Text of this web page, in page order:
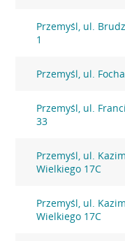
Przemyśl, ul.
1
Przemyśl, ul.
Przemyśl, ul.
33
Przemyśl, ul.
Wielkiego 17C
Przemyśl, ul.
Wielkiego 17C